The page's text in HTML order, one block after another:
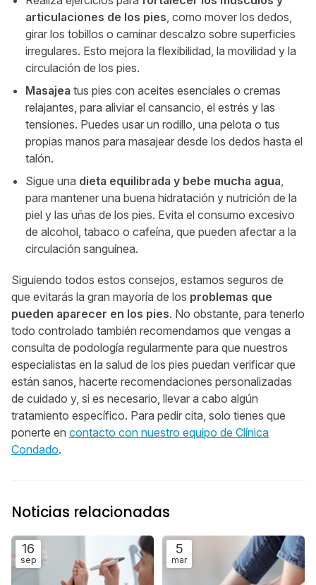
articulaciones de los pies , como mover los dedos,
girar los tobillos o caminar descalzo sobre superficies
irregulares. Esto mejora la flexibilidad, la movilidad y la
circulación de los pies.
Masajea tus pies con aceites esenciales o cremas
relajantes, para aliviar el cansancio, el estrés y las
tensiones. Puedes usar un rodillo, una pelota o tus
propias manos para masajear desde los dedos hasta el
talón.
Sigue una dieta equilibrada y bebe mucha agua
para mantener una buena hidratación y nutrición de la
piel y las uñas de los pies. Evita el consumo excesivo
de alcohol, tabaco o cafeína, que pueden afectar a la
circulación sanguínea.
Siguiendo todos estos consejos, estamos seguros de
que evitarás la gran mayoría de los problemas que
pueden aparecer en los pies. No obstante, para tenerlo
todo controlado también recomendamos que vengas a
consulta de podología regularmente para que nuestros
especialistas en la salud de los pies puedan verificar que
están sanos, hacerte recomendaciones personalizadas
de cuidado y, si es necesario, llevar a cabo algún
tratamiento específico. Para pedir cita, solo tienes que
ponerte en contacto con nuestro equipo de Clínica
Condado.
Noticias relacionadas
16
sep
5
mar